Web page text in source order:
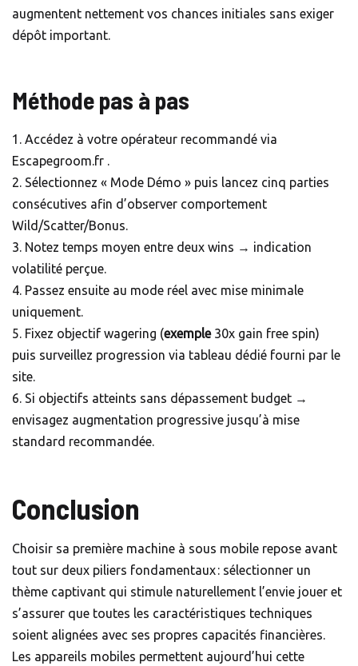
augmentent nettement vos chances initiales sans exiger
dépôt important.
Méthode pas à pas
1. Accédez à votre opérateur recommandé via
Escapegroom.fr .
2. Sélectionnez « Mode Démo » puis lancez cinq parties
consécutives afin d’observer comportement
Wild/Scatter/Bonus.
3. Notez temps moyen entre deux wins → indication
volatilité perçue.
4. Passez ensuite au mode réel avec mise minimale
uniquement.
5. Fixez objectif wagering (exemple30x gain free spin)
puis surveillez progression via tableau dédié fourni par le
site.
6. Si objectifs atteints sans dépassement budget →
envisagez augmentation progressive jusqu’à mise
standard recommandée.
Conclusion
Choisir sa première machine à sous mobile repose avant
tout sur deux piliers fondamentaux : sélectionner un
thème captivant qui stimule naturellement l’envie jouer et
s’assurer que toutes les caractéristiques techniques
soient alignées avec ses propres capacités financières.
Les appareils mobiles permettent aujourd’hui cette